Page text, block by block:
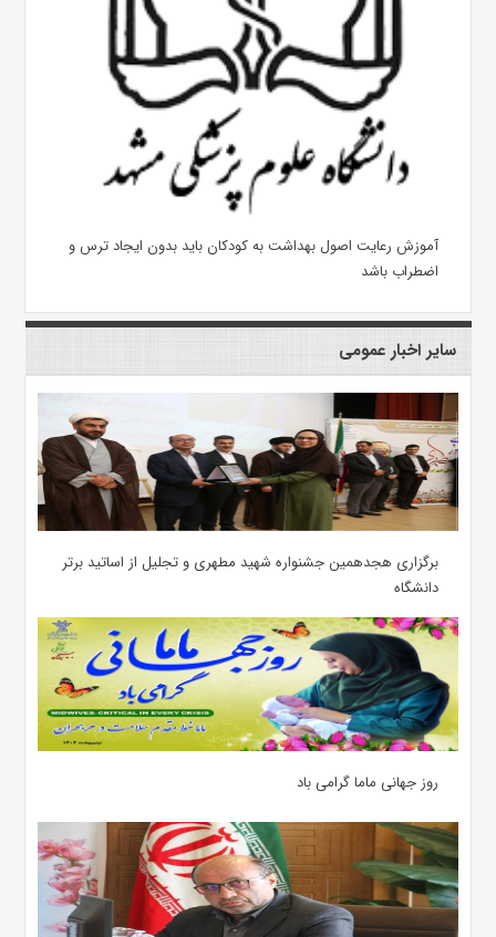
آموزش رعایت اصول بهداشت به کودکان باید بدون ایجاد ترس و
اضطراب باشد
سایر اخبار عمومی
برگزاری هجدهمین جشنواره شهید مطهری و تجلیل از اساتید برتر
دانشگاه
روز جهانی ماما گرامی باد